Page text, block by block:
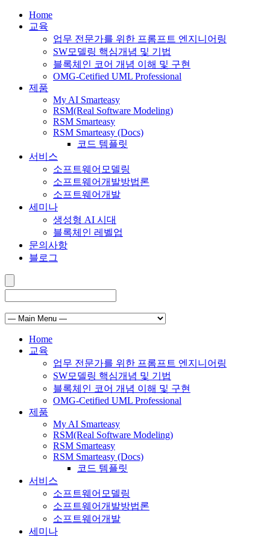
Home
교육
업무 전문가를 위한 프롬프트 엔지니어링
SW모델링 핵심개념 및 기법
블록체인 코어 개념 이해 및 구현
OMG-Cetified UML Professional
제품
My AI Smarteasy
RSM(Real Software Modeling)
RSM Smarteasy
RSM Smarteasy (Docs)
코드 템플릿
서비스
소프트웨어모델링
소프트웨어개발방법론
소프트웨어개발
세미나
생성형 AI 시대
블록체인 레벨업
문의사항
블로그
Home
교육
업무 전문가를 위한 프롬프트 엔지니어링
SW모델링 핵심개념 및 기법
블록체인 코어 개념 이해 및 구현
OMG-Cetified UML Professional
제품
My AI Smarteasy
RSM(Real Software Modeling)
RSM Smarteasy
RSM Smarteasy (Docs)
코드 템플릿
서비스
소프트웨어모델링
소프트웨어개발방법론
소프트웨어개발
세미나